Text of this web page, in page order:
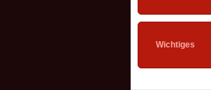
Wichtiges